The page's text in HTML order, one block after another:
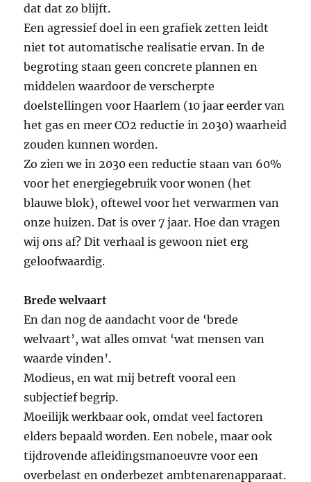
dat dat zo blijft.
Een agressief doel in een grafiek zetten leidt
niet tot automatische realisatie ervan. In de
begroting staan geen concrete plannen en
middelen waardoor de verscherpte
doelstellingen voor Haarlem (10 jaar eerder van
het gas en meer CO2 reductie in 2030) waarheid
zouden kunnen worden.
Zo zien we in 2030 een reductie staan van 60%
voor het energiegebruik voor wonen (het
blauwe blok), oftewel voor het verwarmen van
onze huizen. Dat is over 7 jaar. Hoe dan vragen
wij ons af? Dit verhaal is gewoon niet erg
geloofwaardig.
Brede welvaart
En dan nog de aandacht voor de ‘brede
welvaart’, wat alles omvat ‘wat mensen van
waarde vinden’.
Modieus, en wat mij betreft vooral een
subjectief begrip.
Moeilijk werkbaar ook, omdat veel factoren
elders bepaald worden. Een nobele, maar ook
tijdrovende afleidingsmanoeuvre voor een
overbelast en onderbezet ambtenarenapparaat.